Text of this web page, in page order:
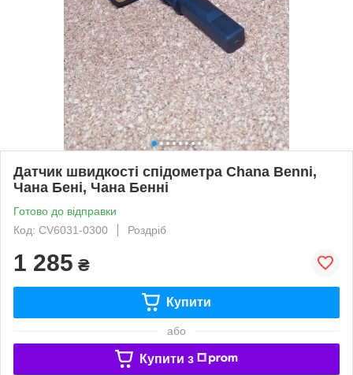
Датчик швидкості спідометра Chana Benni,
Чана Бені, Чана Бенні
Готово до відправки
Код: CV6031-0300
Роздріб
1 285 ₴
Купити
або
Купити з